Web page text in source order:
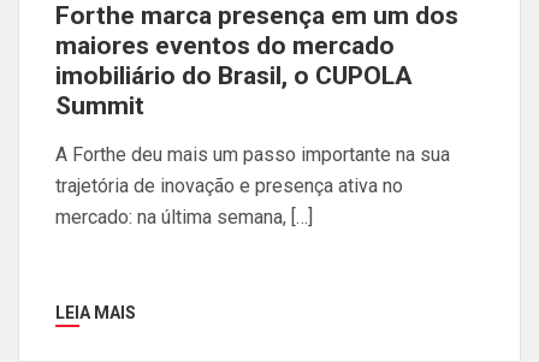
Forthe marca presença em um dos
maiores eventos do mercado
imobiliário do Brasil, o CUPOLA
Summit
A Forthe deu mais um passo importante na sua
trajetória de inovação e presença ativa no
mercado: na última semana, […]
LEIA MAIS